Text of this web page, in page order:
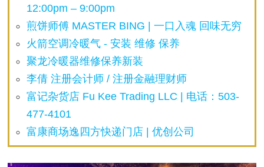
12:00pm – 9:00pm
煎饼师傅 MASTER BING | 一口入魂 回味无穷
火箭空调冷暖气 - 安装 维修 保养
聚龙冷暖器维修保养新装
李倩 注册会计师 / 注册金融理财师
富记杂货店 Fu Kee Trading LLC | 电话：503-
477-4101
富康商场逸四方快递门店 | 优创公司